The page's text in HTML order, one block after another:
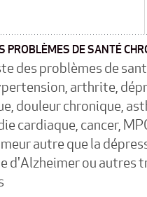
PROBLÈMES DE SANTÉ
des problèmes de
arthrite,
douleur chronique,
cardiaque, cancer,
autre que la
d'Alzheimer ou autres